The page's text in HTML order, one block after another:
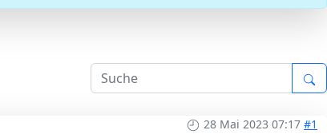
28 Mai 2023 07:17 #1